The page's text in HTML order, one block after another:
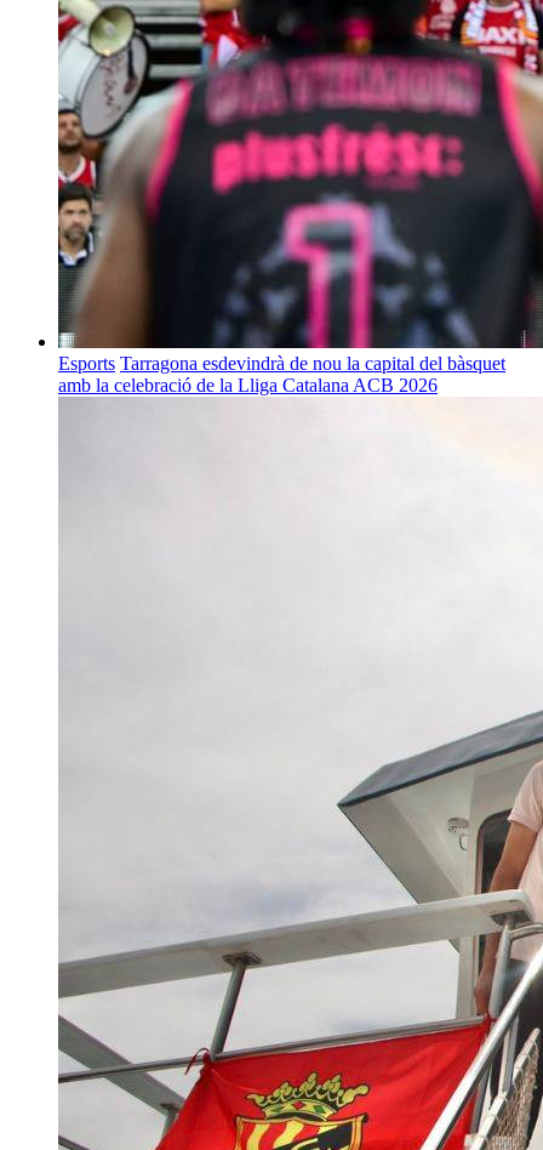
Esports Tarragona esdevindrà de nou la capital del bàsquet
amb la celebració de la Lliga Catalana ACB 2026